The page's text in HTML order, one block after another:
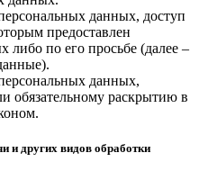
данных, доступ
предоставлен
либо по его просьбе (далее –
данных,
обязательному раскрытию в
и других видов обработки